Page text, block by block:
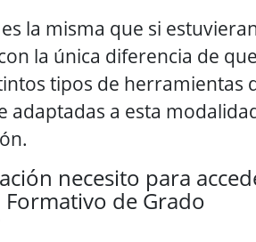
la misma que si
la única diferencia de
tipos de herramientas
adaptadas a esta
necesito para
Formativo de Grado